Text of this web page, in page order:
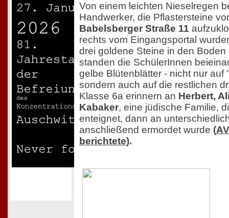
Von einem leichten Nieselregen
Handwerker, die Pflastersteine
Babelsberger Straße 11
rechts vom Eingangsportal
drei goldene Steine in den
standen die SchülerInnen
gelbe Blütenblätter - nicht nur auf
sondern auch auf die restlichen
Klasse 6a erinnern an Herbert,
Kabaker, eine jüdische Familie,
enteignet, dann an
anschließend ermordet wurde (
berichtete).